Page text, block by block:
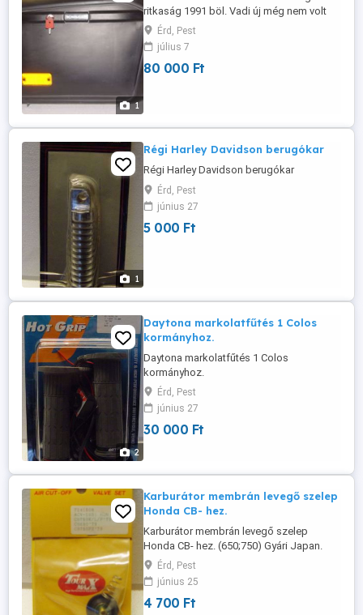
1
ritkaság 1991 böl. Vadi új még nem volt
felszerelve. R1-es Yamahára lett véve 91-
es évjáratúra. A tartókészlet is hiánytalanul
meg van hozzá.
Érd, Pest
július 7
80 000 Ft
1
Régi Harley Davidson berugókar
Régi Harley Davidson berugókar
Érd, Pest
június 27
5 000 Ft
2
Daytona markolatfűtés 1 Colos
kormányhoz.
Daytona markolatfűtés 1 Colos
kormányhoz.
Érd, Pest
június 27
30 000 Ft
Karburátor membrán levegő szelep
Honda CB- hez.
Karburátor membrán levegő szelep
Honda CB- hez. (650;750) Gyári Japan.
Érd, Pest
június 25
4 700 Ft